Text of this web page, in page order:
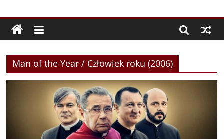
Man of the Year / Człowiek roku (2006)